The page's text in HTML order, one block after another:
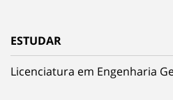
ESTUDAR
Licenciatura em Engenharia